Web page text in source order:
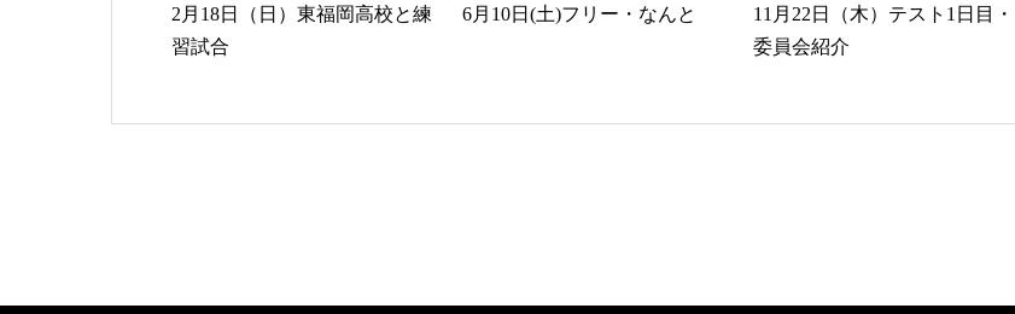
2月18日（日）東福岡高校と練
習試合
6月10日(土)フリー・なんと
11月22日（木）テスト1日目・
委員会紹介